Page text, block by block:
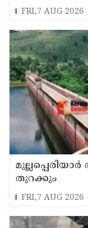
FRI,7 AUG 2026
തുറക്കും
FRI,7 AUG 2026